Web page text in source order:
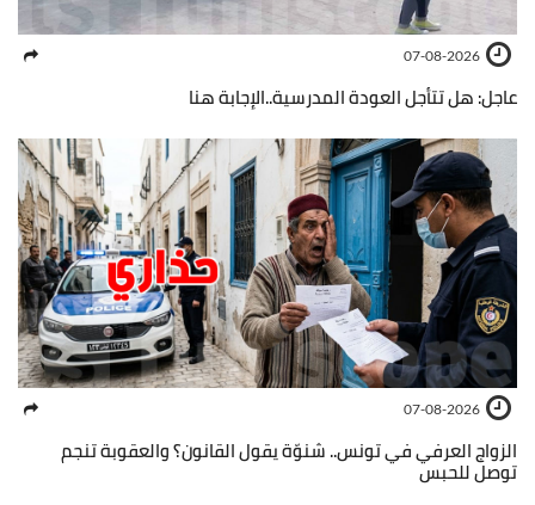
07-08-2026
عاجل: هل تتأجل العودة المدرسية..الإجابة هنا
07-08-2026
الزواج العرفي في تونس.. شنوّة يقول القانون؟ والعقوبة تنجم
توصل للحبس